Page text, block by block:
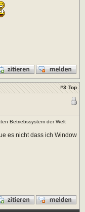
#3 Top
Betriebssystem der Welt
es nicht dass ich Window